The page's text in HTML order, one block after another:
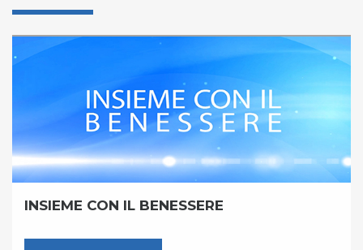
INSIEME CON IL BENESSERE